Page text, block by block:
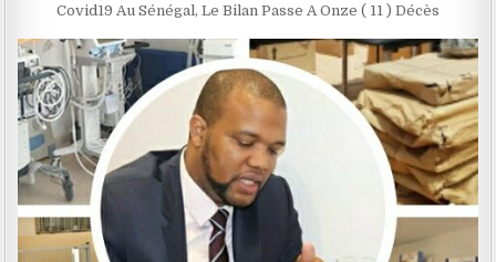
Covid19 Au Sénégal, Le Bilan Passe A Onze ( 11 ) Décès